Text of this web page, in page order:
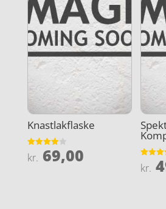
Knastlakflaske
Vurderet
4
kr. 69,00
Vurderet
4.8
kr.